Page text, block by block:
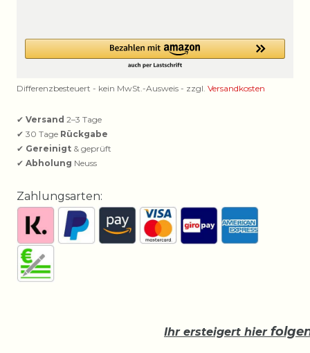
Differenzbesteuert - kein MwSt.-Ausweis - zzgl. Versandkosten
✔ Versand 2–3 Tage
✔ 30 Tage Rückgabe
✔ Gereinigt & geprüft
✔ Abholung Neuss
Zahlungsarten:
Ihr ersteigert hier